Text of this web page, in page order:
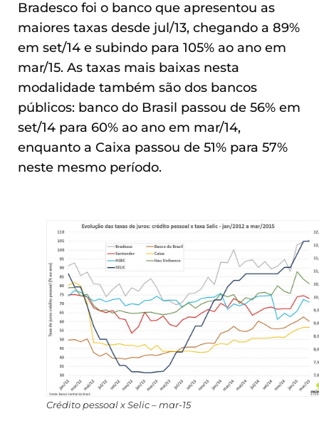
Bradesco foi o banco que apresentou as
maiores taxas desde jul/13, chegando a 89%
em set/14 e subindo para 105% ao ano em
mar/15. As taxas mais baixas nesta
modalidade também são dos bancos
públicos: banco do Brasil passou de 56% em
set/14 para 60% ao ano em mar/14,
enquanto a Caixa passou de 51% para 57%
neste mesmo período.
Crédito pessoal x Selic – mar-15